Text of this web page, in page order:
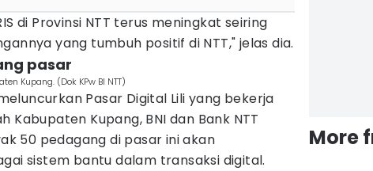
di Provinsi NTT terus meningkat seiring
yang tumbuh positif di NTT," jelas dia.
pasar
Kupang. (Dok KPw BI NTT)
Pasar Digital Lili yang bekerja
Kabupaten Kupang, BNI dan Bank NTT
50 pedagang di pasar ini akan
sistem bantu dalam transaksi digital.
More